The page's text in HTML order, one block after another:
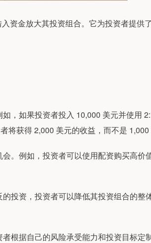
资金放大其投资组合。它为投资者提供
，如果投资者投入 10,000 美元并使用
获得 2,000 美元的收益，而不是 1,000
。例如，投资者可以使用配资购买高价
投资，投资者可以降低其投资组合的整
根据自己的风险承受能力和投资目标定